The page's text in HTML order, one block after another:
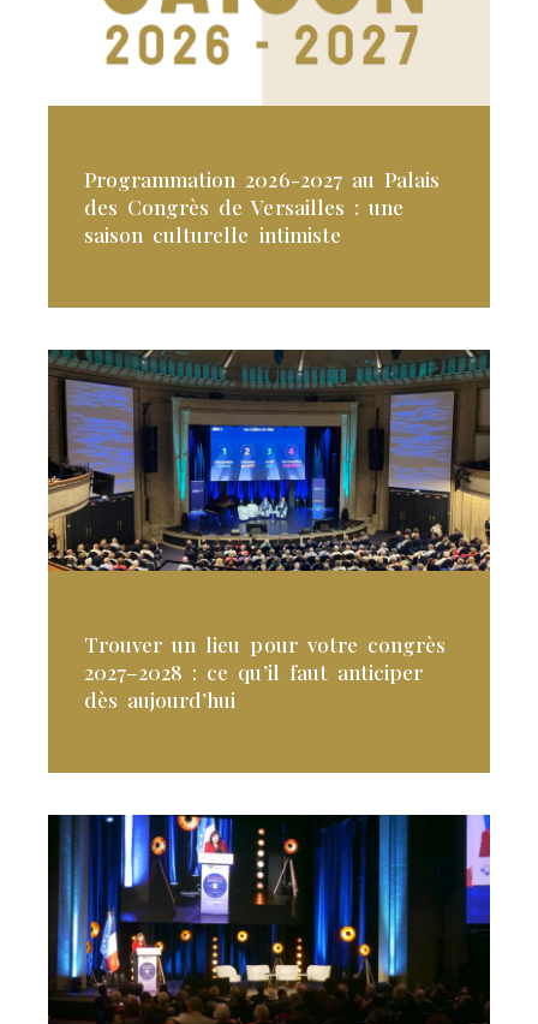
Programmation 2026-2027 au Palais
des Congrès de Versailles : une
saison culturelle intimiste
Trouver un lieu pour votre congrès
2027–2028 : ce qu’il faut anticiper
dès aujourd’hui